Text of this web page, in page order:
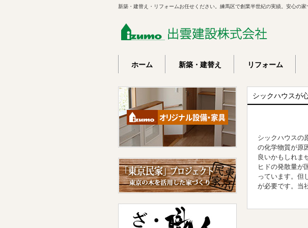
新築・建替え・リフォームお任せください。練馬区で創業半世紀の実績。安心の家
ホーム 新築・建替え リフォーム
シックハウスが
シックハウスの
の化学物質が原
良いかもしれま
ヒドの発散量が
っています。但
が必要です。当